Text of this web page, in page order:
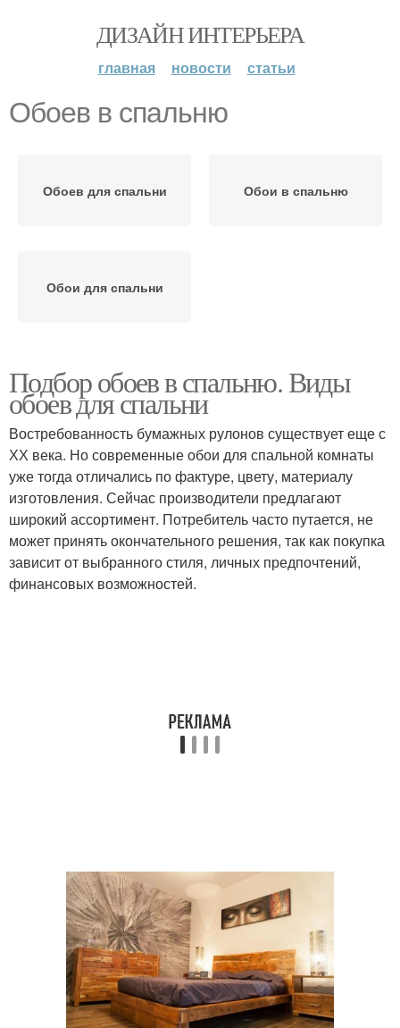
ДИЗАЙН ИНТЕРЬЕРА
главная новости статьи
Обоев в спальню
Обоев для спальни Обои в спальню
Обои для спальни
Подбор обоев в спальню. Виды
обоев для спальни
Востребованность бумажных рулонов существует еще с
ХХ века. Но современные обои для спальной комнаты
уже тогда отличались по фактуре, цвету, материалу
изготовления. Сейчас производители предлагают
широкий ассортимент. Потребитель часто путается, не
может принять окончательного решения, так как покупка
зависит от выбранного стиля, личных предпочтений,
финансовых возможностей.